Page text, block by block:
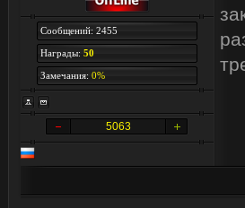
Сообщений: 2455
Награды: 50
Замечания: 0%
5063